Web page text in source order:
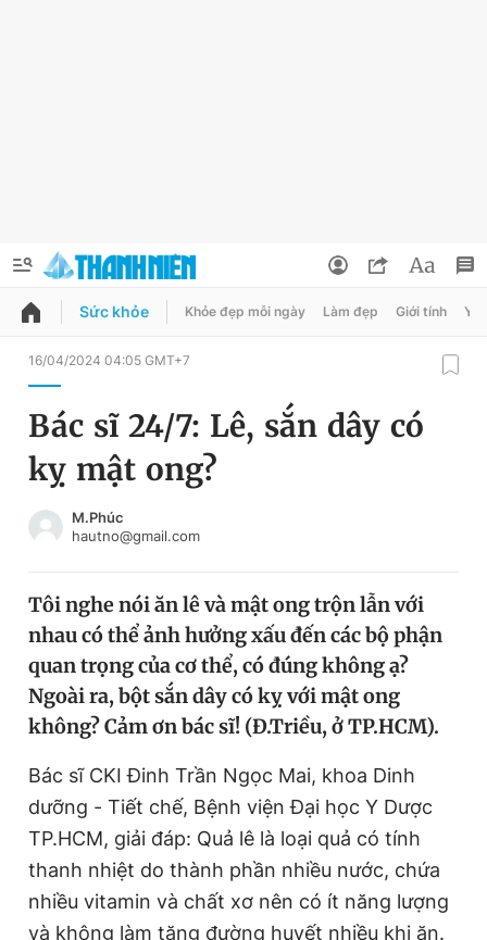
QUẢNG CÁO ĐẶT BÁO
Chuyên mục
Chuyên mục khác
Tin thị trường Tin 360
Video Magazine
Sản phẩm khác
Tiện ích Bạn cần biết
Thông tin tòa soạn Liên hệ quảng cáo
Đổi mật khẩu
Tin đã lưu
Tin đã xem
Đăng xuất
Sức khỏe Khỏe đẹp mỗi ngày Làm đẹp Giới tính Y
16/04/2024 04:05 GMT+7
Bác sĩ 24/7: Lê, sắn dây có
kỵ mật ong?
M.Phúc
hautno@gmail.com
Tôi nghe nói ăn lê và mật ong trộn lẫn với
nhau có thể ảnh hưởng xấu đến các bộ phận
quan trọng của cơ thể, có đúng không ạ?
Ngoài ra, bột sắn dây có kỵ với mật ong
không? Cảm ơn bác sĩ! (Đ.Triều, ở TP.HCM).
Bác sĩ CKI Đinh Trần Ngọc Mai, khoa Dinh
dưỡng - Tiết chế, Bệnh viện Đại học Y Dược
TP.HCM, giải đáp: Quả lê là loại quả có tính
thanh nhiệt do thành phần nhiều nước, chứa
nhiều vitamin và chất xơ nên có ít năng lượng
và không làm tăng đường huyết nhiều khi ăn.